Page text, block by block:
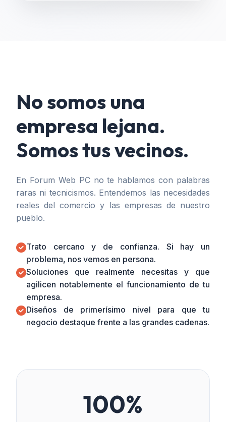
No somos una
empresa lejana.
Somos tus vecinos.
En Forum Web PC no te hablamos con palabras
raras ni tecnicismos. Entendemos las necesidades
reales del comercio y las empresas de nuestro
pueblo.
Trato cercano y de confianza. Si hay un
problema, nos vemos en persona.
Soluciones que realmente necesitas y que
agilicen notablemente el funcionamiento de tu
empresa.
Diseños de primerísimo nivel para que tu
negocio destaque frente a las grandes cadenas.
100%